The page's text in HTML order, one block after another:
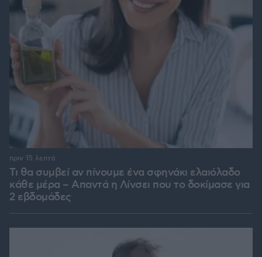
Τι θα συμβεί αν πίνουμε ένα σφηνάκι ελαιόλαδο
κάθε μέρα – Απαντά η Λίνσει που το δοκίμασε για
2 εβδομάδες
πριν 15 λεπτά